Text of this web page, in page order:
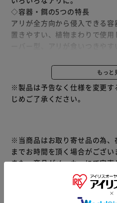
◇容器・餌の5つの特長
アリが全方向から侵入できる
置きやすい、植物まわりで使
◇巣ごと全滅するメカニズム
こだわりの誘引剤で強力誘引
たくさん食いつく。どんどん
たちに分け与える。
もっと
※製品は予告なく仕様を変更
じめご了承ください。
※当商品はお取り寄せ品の為、
までお時間を頂く場合がござい
また、商品がメーカーにて完
ル又は注文内容の変更をお願い
予めご了承くださいますよう
商品はアイリスプラザがセレ